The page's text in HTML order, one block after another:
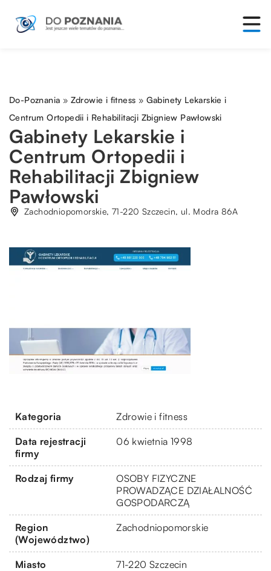
Do-Poznania » Zdrowie i fitness » Gabinety Lekarskie i
Centrum Ortopedii i Rehabilitacji Zbigniew Pawłowski
Gabinety Lekarskie i
Centrum Ortopedii i
Rehabilitacji Zbigniew
Pawłowski
Zachodniopomorskie, 71-220 Szczecin, ul. Modra 86A
Kategoria Zdrowie i fitness
Data rejestracji
firmy
06 kwietnia 1998
Rodzaj firmy
OSOBY FIZYCZNE
PROWADZĄCE DZIAŁALNOŚĆ
GOSPODARCZĄ
Region
(Województwo)
Zachodniopomorskie
Miasto 71-220 Szczecin